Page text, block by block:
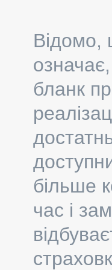
Відомо,
бланк
більше
час і